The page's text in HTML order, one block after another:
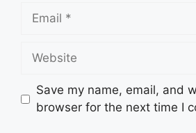
Email
Website
Save my name, email, and
browser for the next time I